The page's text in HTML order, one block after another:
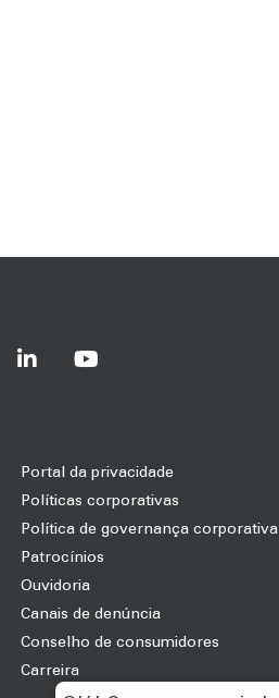
Portal da privacidade
Políticas corporativas
Política de governança corporativa
Patrocínios
Ouvidoria
Canais de denúncia
Conselho de consumidores
Carreira